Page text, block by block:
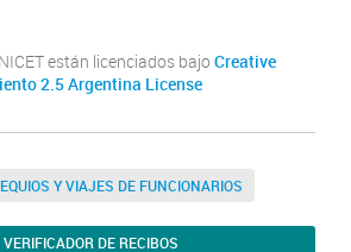
están licenciados bajo Creative
2.5 Argentina License
Y VIAJES DE FUNCIONARIOS
DE RECIBOS